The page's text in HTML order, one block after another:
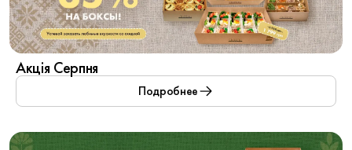
Акція Серпня
Подробнее